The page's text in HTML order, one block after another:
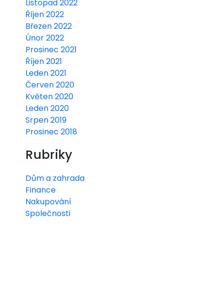
Listopad 2022
Říjen 2022
Březen 2022
Únor 2022
Prosinec 2021
Říjen 2021
Leden 2021
Červen 2020
Květen 2020
Leden 2020
Srpen 2019
Prosinec 2018
Rubriky
Dům a zahrada
Finance
Nakupování
Společnosti